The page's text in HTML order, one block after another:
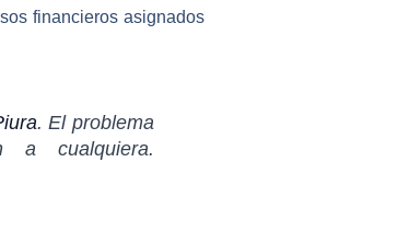
financieros asignados
. El problema
a cualquiera.